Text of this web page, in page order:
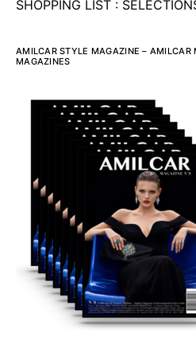
SHOPPING LIST :
AMILCAR STYLE MAGAZINE – AMILCAR
MAGAZINES